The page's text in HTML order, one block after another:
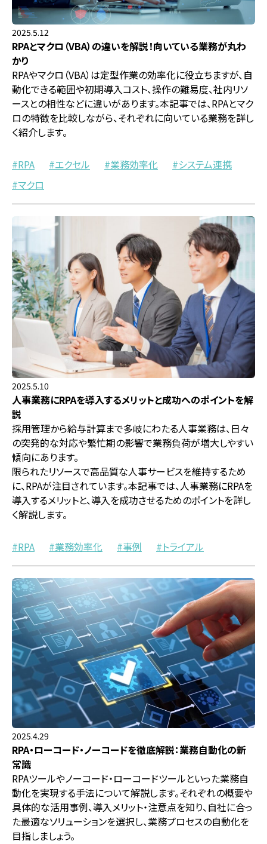
2025.5.12
RPAとマクロ（VBA）の違いを解説！向いている業務が丸わ
かり
RPAやマクロ（VBA）は定型作業の効率化に役立ちますが、自
動化できる範囲や初期導入コスト、操作の難易度、社内リソ
ースとの相性などに違いがあります。本記事では、RPAとマク
ロの特徴を比較しながら、それぞれに向いている業務を詳し
く紹介します。
RPA エクセル 業務効率化
システム連携
マクロ
2025.5.10
人事業務にRPAを導入するメリットと成功へのポイントを解
説
採用管理から給与計算まで多岐にわたる人事業務は、日々
の突発的な対応や繁忙期の影響で業務負荷が増大しやすい
傾向にあります。
限られたリソースで高品質な人事サービスを維持するため
に、RPAが注目されています。本記事では、人事業務にRPAを
導入するメリットと、導入を成功させるためのポイントを詳し
く解説します。
RPA 業務効率化 事例 トライアル
2025.4.29
RPA・ローコード・ノーコードを徹底解説：業務自動化の新
常識
RPAツールやノーコード・ローコードツールといった業務自
動化を実現する手法について解説します。それぞれの概要や
具体的な活用事例、導入メリット・注意点を知り、自社に合っ
た最適なソリューションを選択し、業務プロセスの自動化を
目指しましょう。